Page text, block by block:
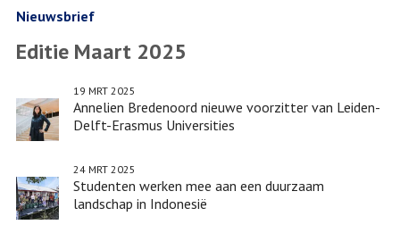
in
Nieuwsbrief
Editie Maart 2025
Annelien Bredenoord nieuwe voorzitter van Leiden-
Delft-Erasmus Universities
19 MRT 2025
Studenten werken mee aan een duurzaam
landschap in Indonesië
24 MRT 2025